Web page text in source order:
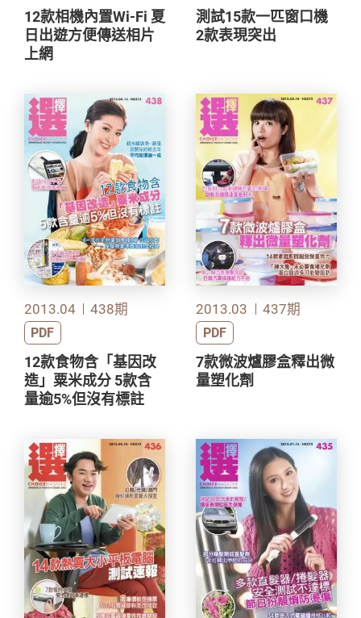
12款相機內置Wi-Fi 夏
日出遊方便傳送相片
上網
測試15款一匹窗口機
2款表現突出
2013.04 438期
PDF
12款食物含「基因改
造」粟米成分 5款含
量逾5%但沒有標註
2013.03 437期
PDF
7款微波爐膠盒釋出微
量塑化劑